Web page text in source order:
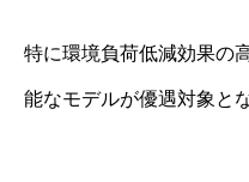
特に環境負荷低減効果の
能なモデルが優遇対象と